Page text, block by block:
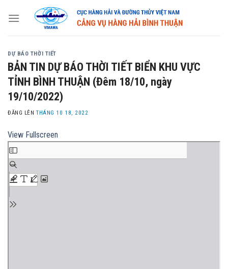
DỰ BÁO THỜI TIẾT
BẢN TIN DỰ BÁO THỜI TIẾT BIỂN KHU VỰC
TỈNH BÌNH THUẬN (Đêm 18/10, ngày
19/10/2022)
ĐĂNG LÊNTHÁNG 10 18, 2022
View Fullscreen